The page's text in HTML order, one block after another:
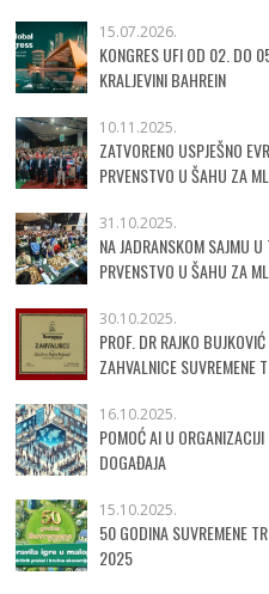
15.07.2026.
KONGRES UFI OD 02. DO
KRALJEVINI BAHREIN
10.11.2025.
ZATVORENO USPJEŠNO
PRVENSTVO U ŠAHU ZA
31.10.2025.
NA JADRANSKOM SAJMU
PRVENSTVO U ŠAHU ZA
30.10.2025.
PROF. DR RAJKO
ZAHVALNICE SUVREMENE
16.10.2025.
POMOĆ AI U ORGANIZACIJI
DOGAĐAJA
15.10.2025.
50 GODINA SUVREMENE
2025